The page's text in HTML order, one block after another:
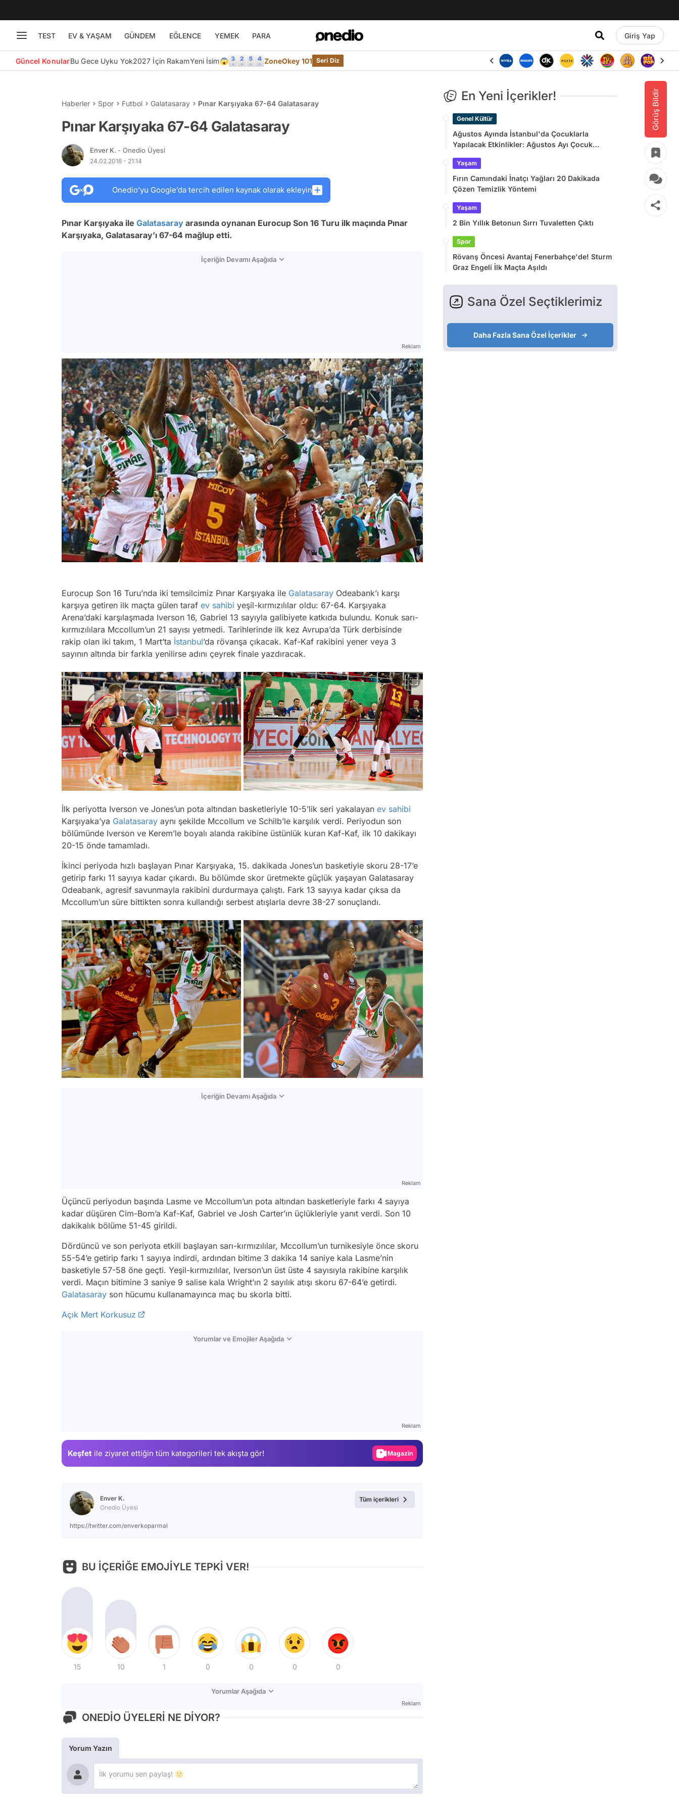
TEST EV & YAŞAM GÜNDEM EĞLENCE YEMEK PARA Giriş Yap
Güncel KonularBu Gece Uyku Yok2027 İçin RakamYeni İsim😱 ZoneOkey 101 Seri Diz
Görüş Bildir
Haberler Spor Futbol Galatasaray Pınar Karşıyaka 67-64 Galatasaray
Pınar Karşıyaka 67-64 Galatasaray
Enver K. - Onedio Üyesi
24.02.2016 - 21:14
Onedio’yu Google’da tercih edilen kaynak olarak ekleyin
Pınar Karşıyaka ile Galatasaray arasında oynanan Eurocup Son 16 Turu ilk maçında Pınar
Karşıyaka, Galatasaray’ı 67-64 mağlup etti.
İçeriğin Devamı Aşağıda
Reklam
Eurocup Son 16 Turu’nda iki temsilcimiz Pınar Karşıyaka ile Galatasaray Odeabank’ı karşı
karşıya getiren ilk maçta gülen taraf ev sahibi yeşil-kırmızılılar oldu: 67-64. Karşıyaka
Arena’daki karşılaşmada Iverson 16, Gabriel 13 sayıyla galibiyete katkıda bulundu. Konuk sarı-
kırmızılılara Mccollum’un 21 sayısı yetmedi. Tarihlerinde ilk kez Avrupa’da Türk derbisinde
rakip olan iki takım, 1 Mart’ta İstanbul’da rövanşa çıkacak. Kaf-Kaf rakibini yener veya 3
sayının altında bir farkla yenilirse adını çeyrek finale yazdıracak.
İlk periyotta Iverson ve Jones’un pota altından basketleriyle 10-5’lik seri yakalayan ev sahibi
Karşıyaka’ya Galatasaray aynı şekilde Mccollum ve Schilb’le karşılık verdi. Periyodun son
bölümünde Iverson ve Kerem’le boyalı alanda rakibine üstünlük kuran Kaf-Kaf, ilk 10 dakikayı
20-15 önde tamamladı.
İkinci periyoda hızlı başlayan Pınar Karşıyaka, 15. dakikada Jones’un basketiyle skoru 28-17’e
getirip farkı 11 sayıya kadar çıkardı. Bu bölümde skor üretmekte güçlük yaşayan Galatasaray
Odeabank, agresif savunmayla rakibini durdurmaya çalıştı. Fark 13 sayıya kadar çıksa da
Mccollum’un süre bittikten sonra kullandığı serbest atışlarla devre 38-27 sonuçlandı.
İçeriğin Devamı Aşağıda
Reklam
Üçüncü periyodun başında Lasme ve Mccollum’un pota altından basketleriyle farkı 4 sayıya
kadar düşüren Cim-Bom’a Kaf-Kaf, Gabriel ve Josh Carter’ın üçlükleriyle yanıt verdi. Son 10
dakikalık bölüme 51-45 girildi.
Dördüncü ve son periyota etkili başlayan sarı-kırmızılılar, Mccollum’un turnikesiyle önce skoru
55-54’e getirip farkı 1 sayıya indirdi, ardından bitime 3 dakika 14 saniye kala Lasme’nin
basketiyle 57-58 öne geçti. Yeşil-kırmızılılar, Iverson’un üst üste 4 sayısıyla rakibine karşılık
verdi. Maçın bitimine 3 saniye 9 salise kala Wright’ın 2 sayılık atışı skoru 67-64’e getirdi.
Galatasaray son hücumu kullanamayınca maç bu skorla bitti.
Açık Mert Korkusuz
Yorumlar ve Emojiler Aşağıda
Reklam
Keşfet ile ziyaret ettiğin tüm kategorileri tek akışta gör! Magazin
Enver K.
Onedio Üyesi
https://twitter.com/enverkoparmal
Tüm içerikleri
BU İÇERİĞE EMOJİYLE TEPKİ VER!
15 10 1 0 0 0 0
Yorumlar Aşağıda
Reklam
ONEDİO ÜYELERİ NE DİYOR?
Yorum Yazın
En Yeni İçerikler!
Genel Kültür
Ağustos Ayında İstanbul'da Çocuklarla
Yapılacak Etkinlikler: Ağustos Ayı Çocuk
Yaşam
Fırın Camındaki İnatçı Yağları 20 Dakikada
Çözen Temizlik Yöntemi
Yaşam
2 Bin Yıllık Betonun Sırrı Tuvaletten Çıktı
Spor
Rövanş Öncesi Avantaj Fenerbahçe'de! Sturm
Graz Engeli İlk Maçta Aşıldı
Sana Özel Seçtiklerimiz
Daha Fazla Sana Özel İçerikler